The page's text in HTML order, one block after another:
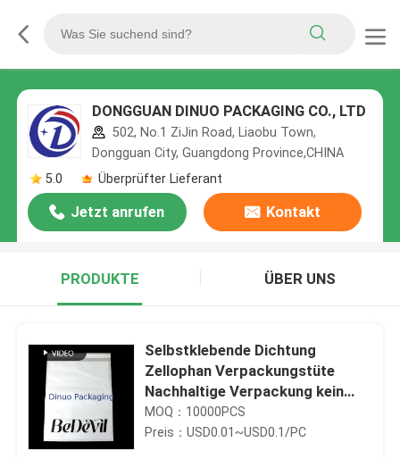
DONGGUAN DINUO PACKAGING CO., LTD
502, No.1 ZiJin Road, Liaobu Town,
Dongguan City, Guangdong Province,CHINA
5.0
Überprüfter Lieferant
Jetzt anrufen Kontakt
PRODUKTE ÜBER UNS
Selbstklebende Dichtung
Zellophan Verpackungstüte
Nachhaltige Verpackung kein
Kunststoff biologisch
abbaubares Material
MOQ：10000PCS
Preis：USD0.01~USD0.1/PC